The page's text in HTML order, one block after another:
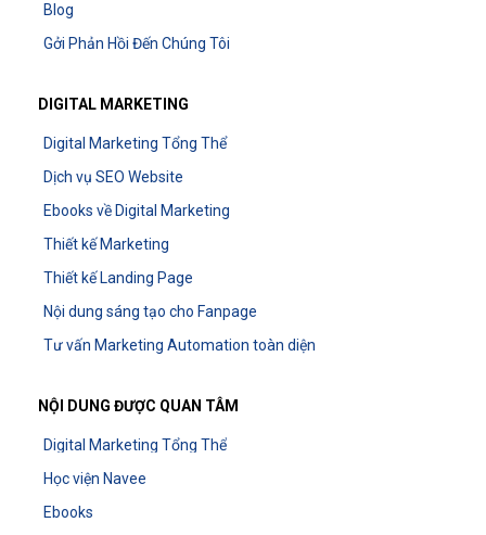
Blog
Gởi Phản Hồi Đến Chúng Tôi
DIGITAL MARKETING
Digital Marketing Tổng Thể
Dịch vụ SEO Website
Ebooks về Digital Marketing
Thiết kế Marketing
Thiết kế Landing Page
Nội dung sáng tạo cho Fanpage
Tư vấn Marketing Automation toàn diện
NỘI DUNG ĐƯỢC QUAN TÂM
Digital Marketing Tổng Thể
Học viện Navee
Ebooks